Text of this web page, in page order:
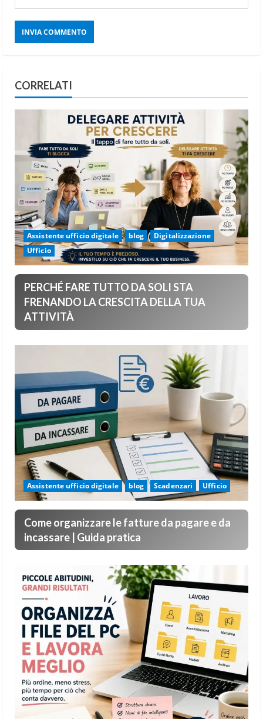
CORRELATI
Assistente ufficio digitale blog
Digitalizzazione
Ufficio
PERCHÉ FARE TUTTO DA SOLI STA
FRENANDO LA CRESCITA DELLA TUA
ATTIVITÀ
Assistente ufficio digitale blog Scadenzari Ufficio
Come organizzare le fatture da pagare e da
incassare | Guida pratica